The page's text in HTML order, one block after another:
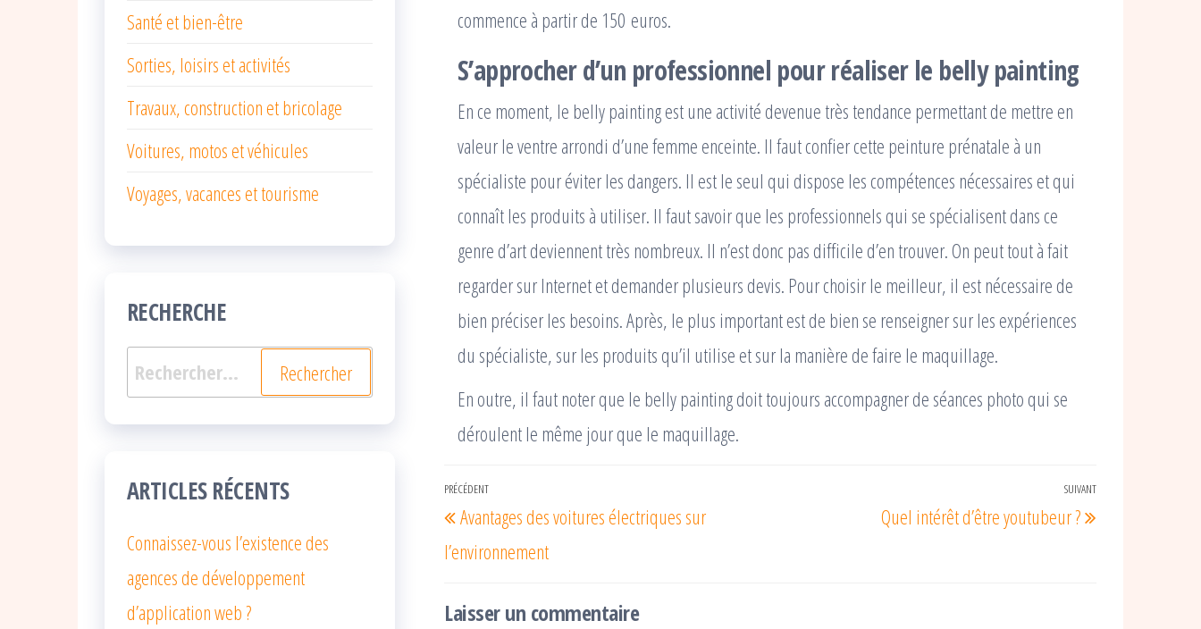
commence à partir de 150 euros.
S’approcher d’un professionnel pour réaliser le belly painting
En ce moment, le belly painting est une activité devenue très tendance permettant de mettre en
valeur le ventre arrondi d’une femme enceinte. Il faut confier cette peinture prénatale à un
spécialiste pour éviter les dangers. Il est le seul qui dispose les compétences nécessaires et qui
connaît les produits à utiliser. Il faut savoir que les professionnels qui se spécialisent dans ce
genre d’art deviennent très nombreux. Il n’est donc pas difficile d’en trouver. On peut tout à fait
regarder sur Internet et demander plusieurs devis. Pour choisir le meilleur, il est nécessaire de
bien préciser les besoins. Après, le plus important est de bien se renseigner sur les expériences
du spécialiste, sur les produits qu’il utilise et sur la manière de faire le maquillage.
En outre, il faut noter que le belly painting doit toujours accompagner de séances photo qui se
déroulent le même jour que le maquillage.
Navigation
de
l’article
Article
précédent
PRÉCÉDENT
Avantages des voitures électriques sur
l’environnement
Article
SUIVANT
Quel intérêt d’être youtubeur ?
Laisser un commentaire
Santé et bien-être
Sorties, loisirs et activités
Travaux, construction et bricolage
Voitures, motos et véhicules
Voyages, vacances et tourisme
RECHERCHE
Rechercher :
ARTICLES RÉCENTS
Connaissez-vous l’existence des
agences de développement
d’application web ?